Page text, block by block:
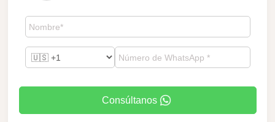
Consúltanos